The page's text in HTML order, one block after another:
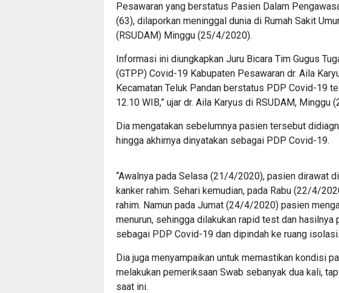
Pesawaran yang berstatus Pasien Dalam
(63), dilaporkan meninggal dunia di Rumah Sakit
(RSUDAM) Minggu (25/4/2020).
Informasi ini diungkapkan Juru Bicara Tim Gugus
(GTPP) Covid-19 Kabupaten Pesawaran dr. Aila
Kecamatan Teluk Pandan berstatus PDP Covid-19
12.10 WIB,” ujar dr. Aila Karyus di RSUDAM, Minggu
Dia mengatakan sebelumnya pasien tersebut
hingga akhirnya dinyatakan sebagai PDP Covid-19.
“Awalnya pada Selasa (21/4/2020), pasien dirawat
kanker rahim. Sehari kemudian, pada Rabu (22/4/
rahim. Namun pada Jumat (24/4/2020) pasien
menurun, sehingga dilakukan rapid test dan
sebagai PDP Covid-19 dan dipindah ke ruang
Dia juga menyampaikan untuk memastikan kondisi
melakukan pemeriksaan Swab sebanyak dua kali,
saat ini.